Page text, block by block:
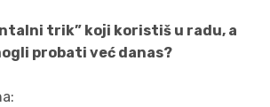
trik” koji koristiš u radu, a
probati već danas?